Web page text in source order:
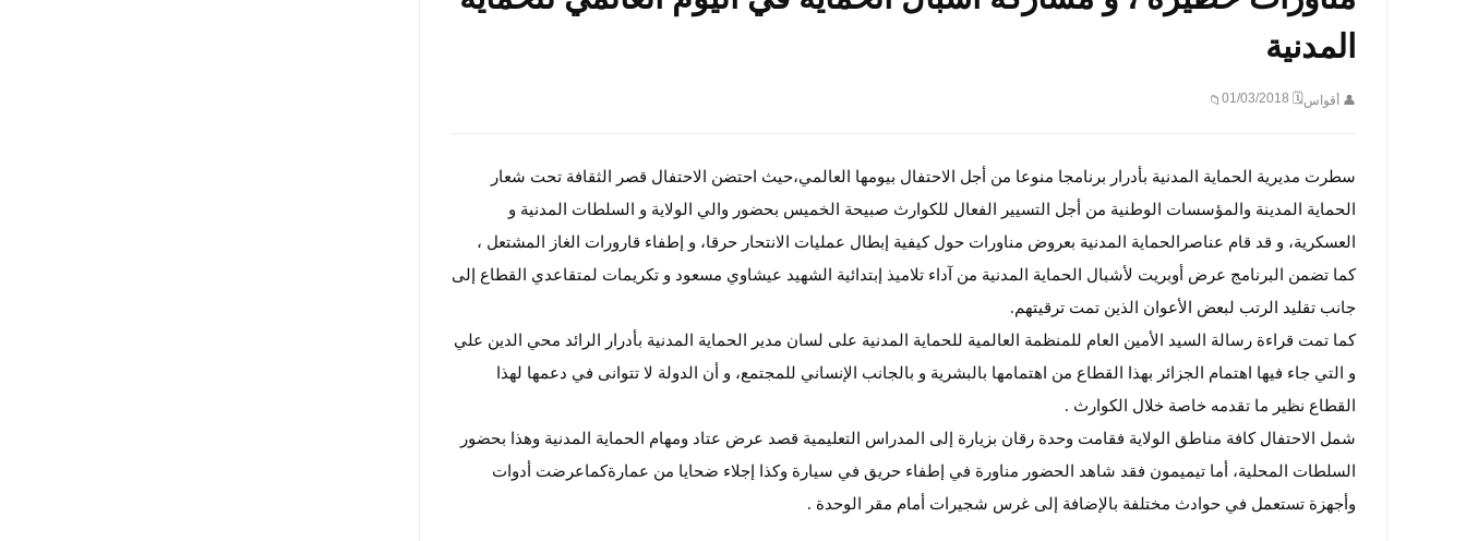
المدنية
👤 أقواس🗓 01/03/2018
📁
سطرت مديرية الحماية المدنية بأدرار برنامجا منوعا من أجل الاحتفال بيومها العالمي،حيث احتضن الاحتفال قصر الثقافة تحت شعار
الحماية المدينة والمؤسسات الوطنية من أجل التسيير الفعال للكوارث صبيحة الخميس بحضور والي الولاية و السلطات المدنية و
العسكرية، و قد قام عناصرالحماية المدنية بعروض مناورات حول كيفية إبطال عمليات الانتحار حرقا، و إطفاء قارورات الغاز المشتعل ،
كما تضمن البرنامج عرض أوبريت لأشبال الحماية المدنية من آداء تلاميذ إبتدائية الشهيد عيشاوي مسعود و تكريمات لمتقاعدي القطاع إلى
جانب تقليد الرتب لبعض الأعوان الذين تمت ترقيتهم.
كما تمت قراءة رسالة السيد الأمين العام للمنظمة العالمية للحماية المدنية على لسان مدير الحماية المدنية بأدرار الرائد محي الدين علي
و التي جاء فيها اهتمام الجزائر بهذا القطاع من اهتمامها بالبشرية و بالجانب الإنساني للمجتمع، و أن الدولة لا تتوانى في دعمها لهذا
القطاع نظير ما تقدمه خاصة خلال الكوارث .
شمل الاحتفال كافة مناطق الولاية فقامت وحدة رقان بزيارة إلى المدراس التعليمية قصد عرض عتاد ومهام الحماية المدنية وهذا بحضور
السلطات المحلية، أما تيميمون فقد شاهد الحضور مناورة في إطفاء حريق في سيارة وكذا إجلاء ضحايا من عمارةكماعرضت أدوات
وأجهزة تستعمل في حوادث مختلفة بالإضافة إلى غرس شجيرات أمام مقر الوحدة .